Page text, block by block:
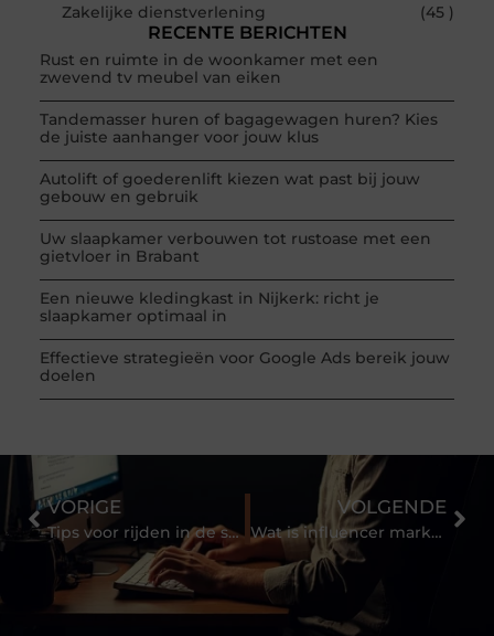
Zakelijke dienstverlening
(45 )
RECENTE BERICHTEN
Rust en ruimte in de woonkamer met een
zwevend tv meubel van eiken
Tandemasser huren of bagagewagen huren? Kies
de juiste aanhanger voor jouw klus
Autolift of goederenlift kiezen wat past bij jouw
gebouw en gebruik
Uw slaapkamer verbouwen tot rustoase met een
gietvloer in Brabant
Een nieuwe kledingkast in Nijkerk: richt je
slaapkamer optimaal in
Effectieve strategieën voor Google Ads bereik jouw
doelen
VORIGE
Tips voor rijden in de sneeuw
VOLGENDE
Wat is influencer marketing?